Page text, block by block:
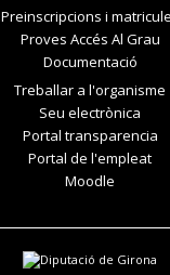
Preinscripcions i
Proves Accés Al Grau
Documentació
Treballar a l'organisme
Seu electrònica
Portal transparencia
Portal de l'empleat
Moodle